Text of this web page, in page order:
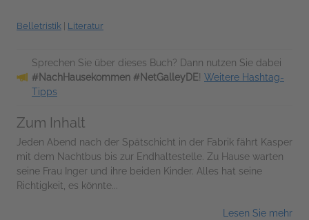
Belletristik Literatur
Sprechen Sie über dieses Buch? Dann nutzen Sie dabei
#NachHausekommen #NetGalleyDE! Weitere Hashtag-
Tipps
Zum Inhalt
Jeden Abend nach der Spätschicht in der Fabrik fährt Kasper
mit dem Nachtbus bis zur Endhaltestelle. Zu Hause warten
seine Frau Inger und ihre beiden Kinder. Alles hat seine
Richtigkeit, es könnte...
Lesen Sie mehr